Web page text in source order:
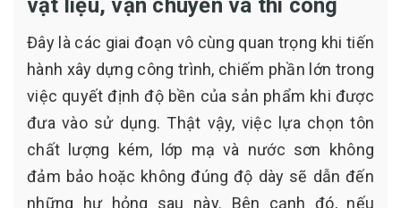
vật liệu, vận chuyển và thi công
Đây là các giai đoạn vô cùng quan trọng khi tiến
hành xây dựng công trình, chiếm phần lớn trong
việc quyết định độ bền của sản phẩm khi được
đưa vào sử dụng. Thật vậy, việc lựa chọn tôn
chất lượng kém, lớp mạ và nước sơn không
đảm bảo hoặc không đúng độ dày sẽ dẫn đến
những hư hỏng sau này. Bên cạnh đó, nếu